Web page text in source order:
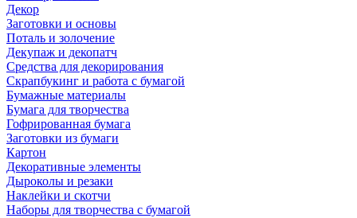
Декор
Заготовки и основы
Поталь и золочение
Декупаж и декопатч
Средства для декорирования
Скрапбукинг и работа с бумагой
Бумажные материалы
Бумага для творчества
Гофрированная бумага
Заготовки из бумаги
Картон
Декоративные элементы
Дыроколы и резаки
Наклейки и скотчи
Наборы для творчества с бумагой